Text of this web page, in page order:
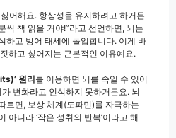
싫어해요. 항상성을 유지하려고 하거든
씩 책 읽을 거야!”라고 선언하면, 뇌는
하고 방어 태세에 돌입합니다. 이게 바
하고 싶어지는 근본적인 이유예요.
원리를 이용하면 뇌를 속일 수 있어
변화라고 인식하지 못하거든요. 뇌
르면, 보상 체계(도파민)를 자극하는
아니라 ‘작은 성취의 반복’이라고 해